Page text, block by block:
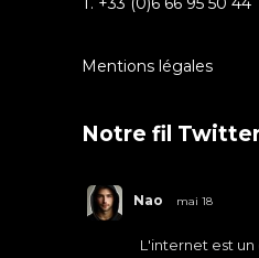
Mentions légales
Notre fil
Nao mai 18
L'internet est